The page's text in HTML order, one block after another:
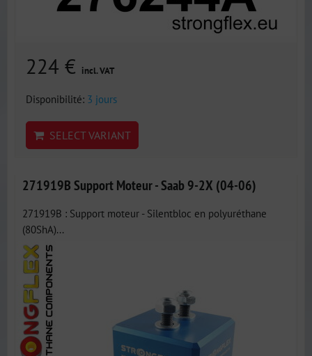
224 € incl. VAT
Disponibilité: 3 jours
SELECT VARIANT
271919B Support Moteur - Saab 9-2X (04-06)
271919B : Support moteur - Silentbloc en polyuréthane
(80ShA)...